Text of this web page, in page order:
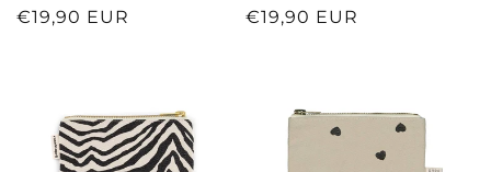
Normaler
€19,90 EUR
Normaler
€19,90 EUR